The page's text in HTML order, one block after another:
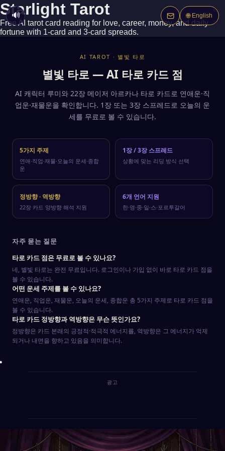
Starlight Tarot — Frequently Asked
Is the tarot card reading free?
Yes, Starlight Tarot is completely free. No login or sign-up
What topics can I get a tarot reading for?
What is the difference between a 1-card and 3-card spread?
What do upright and reversed tarot cards mean?
Upright cards represent the card's positive, outward energy.
What languages are supported?
Starlight Tarot supports 6 languages: English, Korean,
Starlight Tarot
Free AI tarot card reading for love, career, money, and daily
fortune with 1-card and 3-card spreads.
AI TAROT · 별빛 타로
별빛 타로 — AI 타로 카드 점
AI 캐릭터 루미와 22장 메이저 아르카나 타로 카드로 연애운·직
업운·재물운을 확인합니다. 1장 또는 3장 스프레드로 오늘의 운
세를 무료로 볼 수 있습니다.
5가지 주제
연애·직업·재물·오늘의 운세·종합
운
1장 / 3장 스프레드
상황에 맞는 리딩 방식 선택
정방향 · 역방향
22장 카드 양방향 해석 지원
6개 언어 지원
한·영·중·일·스·포르투갈어
자주 묻는 질문
타로 카드 점은 무료로 볼 수 있나요?
네, 별빛 타로는 완전 무료입니다. 로그인이나 가입 없이 바로 타로 카드 점을
볼 수 있습니다.
어떤 운세 주제를 볼 수 있나요?
연애운, 직업운, 재물운, 오늘의 운세, 종합운 총 5가지 주제로 타로 카드 점을
볼 수 있습니다.
타로 카드 정방향과 역방향은 무슨 뜻인가요?
정방향은 카드 본래의 긍정적·적극적 에너지를, 역방향은 그 에너지가 억제
되거나 내면을 향하고 있음을 의미합니다.
광고
🔊 🌐 English